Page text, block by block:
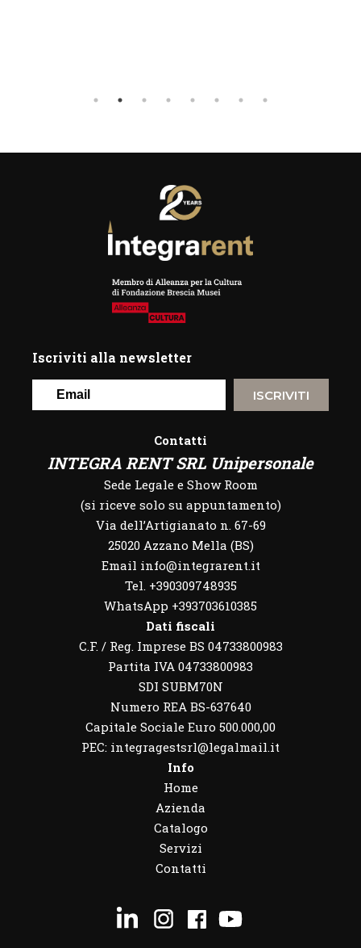
Iscriviti alla newsletter
ISCRIVITI
Contatti
INTEGRA RENT SRL Unipersonale
Sede Legale e Show Room
(si riceve solo su appuntamento)
Via dell’Artigianato n. 67-69
25020 Azzano Mella (BS)
Email info@integrarent.it
Tel. +390309748935
WhatsApp +393703610385
Dati fiscali
C.F. / Reg. Imprese BS 04733800983
Partita IVA 04733800983
SDI SUBM70N
Numero REA BS-637640
Capitale Sociale Euro 500.000,00
PEC: integragestsrl@legalmail.it
Info
Home
Azienda
Catalogo
Servizi
Contatti